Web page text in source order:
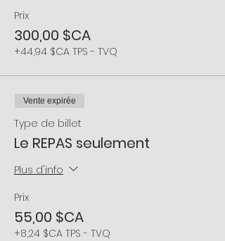
Prix
300,00 $CA
+44,94 $CA TPS - TVQ
Vente expirée
Type de billet
Le REPAS seulement
Plus d'info
Prix
55,00 $CA
+8,24 $CA TPS - TVQ